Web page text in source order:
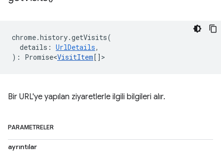
chrome.history.getVisits(
details : UrlDetails,
) : Promise<VisitItem[] >
Bir URL'ye yapılan ziyaretlerle ilgili bilgileri alır.
PARAMETRELER
ayrıntılar